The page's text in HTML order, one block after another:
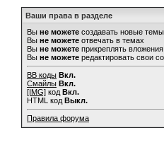
Ваши права в разделе
Вы не можете создавать новые темы
Вы не можете отвечать в темах
Вы не можете прикреплять вложения
Вы не можете редактировать свои
BB коды Вкл.
Смайлы Вкл.
[IMG] код Вкл.
HTML код Выкл.
Правила форума